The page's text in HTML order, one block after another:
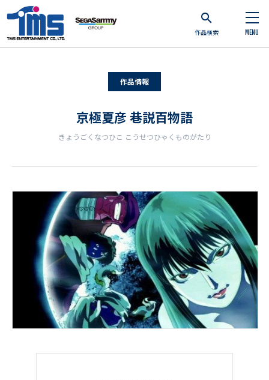
作品検索 MENU
作品情報
京極夏彦 巷説百物語
きょうごくなつひこ こうせつひゃくものがたり